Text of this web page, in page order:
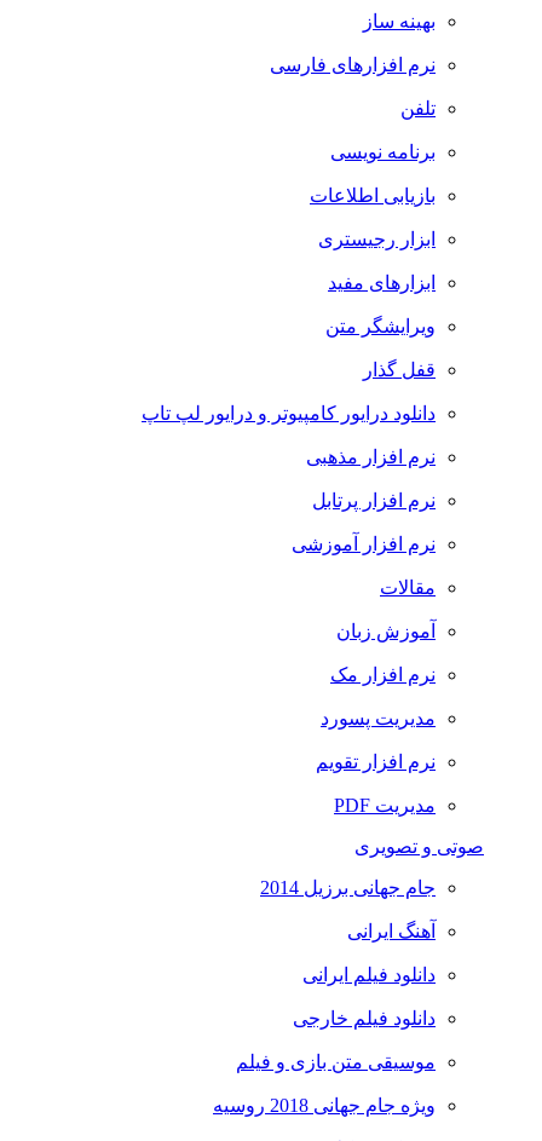
بهینه ساز
نرم افزارهای فارسی
تلفن
برنامه نویسی
بازیابی اطلاعات
ابزار رجیستری
ابزارهای مفید
ویرایشگر متن
قفل گذار
دانلود درایور کامپیوتر و درایور لپ تاپ
نرم افزار مذهبی
نرم افزار پرتابل
نرم افزار آموزشی
مقالات
آموزش زبان
نرم افزار مک
مدیریت پسورد
نرم افزار تقویم
مدیریت PDF
صوتی و تصویری
جام جهانی برزیل 2014
آهنگ ایرانی
دانلود فیلم ایرانی
دانلود فیلم خارجی
موسیقی متن بازی و فیلم
ویژه جام جهانی 2018 روسیه